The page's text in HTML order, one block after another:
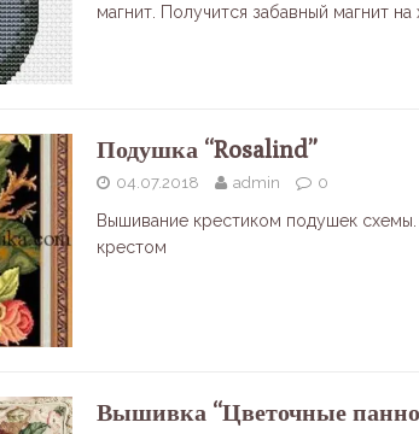
магнит. Получится забавный магнит на
Подушка “Rosalind”
04.07.2018 admin 0
Вышивание крестиком подушек
крестом
Вышивка “Цветочные